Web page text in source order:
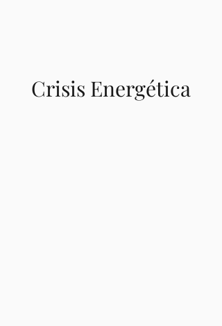
Crisis Energética